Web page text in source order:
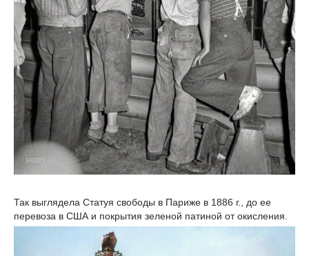
Так выглядела Статуя свободы в Париже в 1886 г., до ее
перевоза в США и покрытия зеленой патиной от окисления.